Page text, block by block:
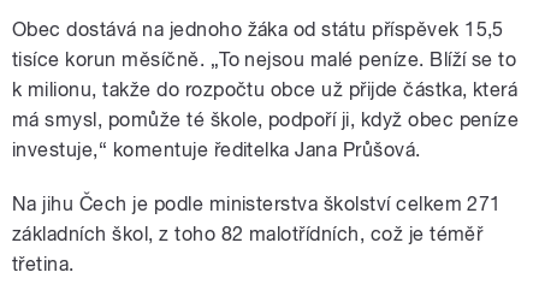
Obec dostává na jednoho žáka od státu příspěvek 15,5
tisíce korun měsíčně. „To nejsou malé peníze. Blíží se to
k milionu, takže do rozpočtu obce už přijde částka, která
má smysl, pomůže té škole, podpoří ji, když obec peníze
investuje,“ komentuje ředitelka Jana Průšová.
Na jihu Čech je podle ministerstva školství celkem 271
základních škol, z toho 82 malotřídních, což je téměř
třetina.